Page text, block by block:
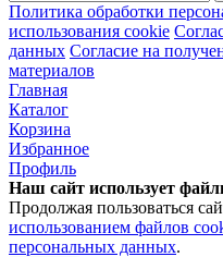
Политика обработки
использования cookie
данных Согласие на
материалов
Главная
Каталог
Корзина
Избранное
Профиль
Наш сайт использует
Продолжая пользоваться
использованием файлов
персональных данных.